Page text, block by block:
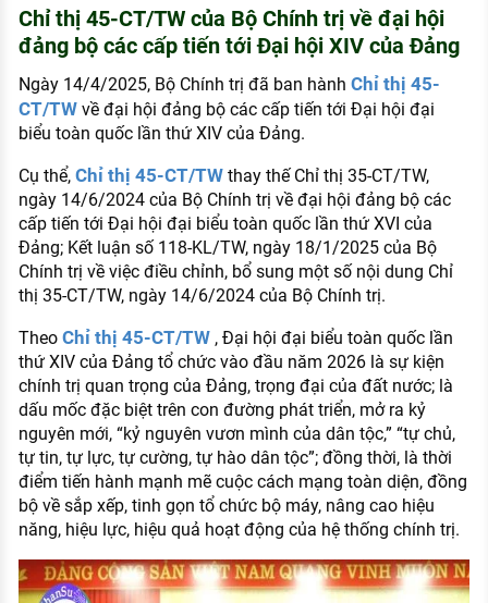
Chính sách lao động
KHÁM PHÁ NGHỀ NGHIỆP
Tử vi nghề nghiệp
Kỹ năng nghề nghiệp
HƯỚNG NGHIỆP VIỆC LÀM
Đặc trưng từng nghề
Xu hướng việc làm
XÂY DỰNG VÀ PHÁT TRIỂN ĐỘI NGŨ
TUYỂN DỤNG VIỆC LÀM
Chỉ thị 45-CT/TW của Bộ Chính trị về đại hội
đảng bộ các cấp tiến tới Đại hội XIV của Đảng
Ngày 14/4/2025, Bộ Chính trị đã ban hành Chỉ thị 45-
CT/TWvề đại hội đảng bộ các cấp tiến tới Đại hội đại
biểu toàn quốc lần thứ XIV của Đảng.
Cụ thể, Chỉ thị 45-CT/TWthay thế Chỉ thị 35-CT/TW,
ngày 14/6/2024 của Bộ Chính trị về đại hội đảng bộ các
cấp tiến tới Đại hội đại biểu toàn quốc lần thứ XVI của
Đảng; Kết luận số 118-KL/TW, ngày 18/1/2025 của Bộ
Chính trị về việc điều chỉnh, bổ sung một số nội dung Chỉ
thị 35-CT/TW, ngày 14/6/2024 của Bộ Chính trị.
Theo Chỉ thị 45-CT/TW, Đại hội đại biểu toàn quốc lần
thứ XIV của Đảng tổ chức vào đầu năm 2026 là sự kiện
chính trị quan trọng của Đảng, trọng đại của đất nước; là
dấu mốc đặc biệt trên con đường phát triển, mở ra kỷ
nguyên mới, “kỷ nguyên vươn mình của dân tộc,” “tự chủ,
tự tin, tự lực, tự cường, tự hào dân tộc”; đồng thời, là thời
điểm tiến hành mạnh mẽ cuộc cách mạng toàn diện, đồng
bộ về sắp xếp, tinh gọn tổ chức bộ máy, nâng cao hiệu
năng, hiệu lực, hiệu quả hoạt động của hệ thống chính trị.